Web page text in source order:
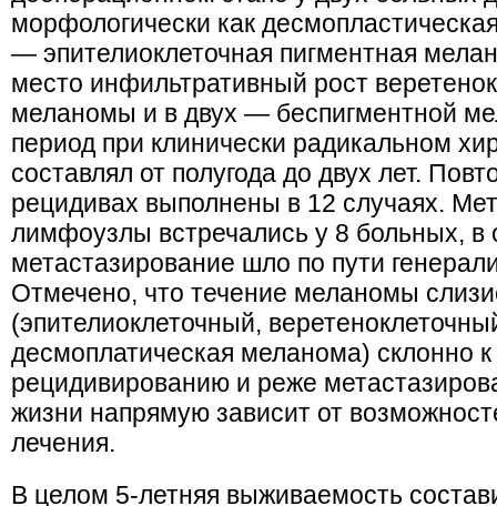
морфологически как
— эпителиоклеточная пигментная
место инфильтративный рост
меланомы и в двух — беспигментной
период при клинически радикальном
составлял от полугода до двух лет.
рецидивах выполнены в 12 случаях.
лимфоузлы встречались у 8 больных, в
метастазирование шло по пути
Отмечено, что течение меланомы
(эпителиоклеточный,
десмоплатическая меланома) склонно
рецидивированию и реже
жизни напрямую зависит от
лечения.
В целом 5-летняя выживаемость